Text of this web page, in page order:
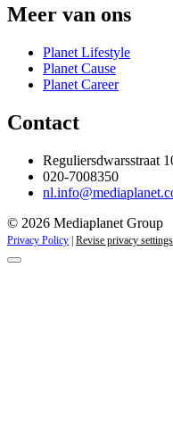
Meer van ons
Planet Lifestyle
Planet Cause
Planet Career
Contact
Reguliersdwarsstraat
020-7008350
© 2026 Mediaplanet Group
Privacy Policy | Revise privacy settings